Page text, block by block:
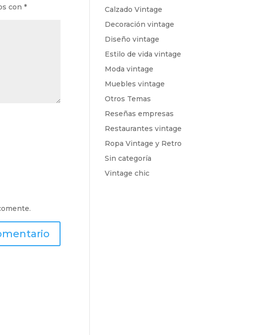
con*
Calzado Vintage
Decoración vintage
Diseño vintage
Estilo de vida vintage
Moda vintage
Muebles vintage
Otros Temas
Reseñas empresas
Restaurantes vintage
Ropa Vintage y Retro
Sin categoría
Vintage chic